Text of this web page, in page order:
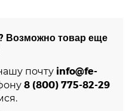
Возможно товар еще
почту info@fe-
8 (800) 775-82-29